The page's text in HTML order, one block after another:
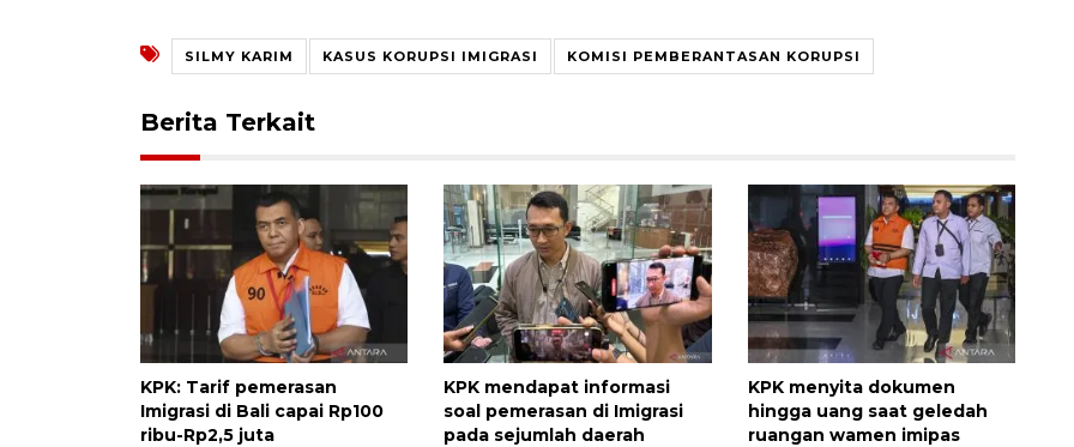
SILMY KARIM KASUS KORUPSI IMIGRASI KOMISI PEMBERANTASAN KORUPSI
Berita Terkait
KPK: Tarif pemerasan
Imigrasi di Bali capai Rp100
ribu-Rp2,5 juta
KPK mendapat informasi
soal pemerasan di Imigrasi
pada sejumlah daerah
KPK menyita dokumen
hingga uang saat geledah
ruangan wamen imipas